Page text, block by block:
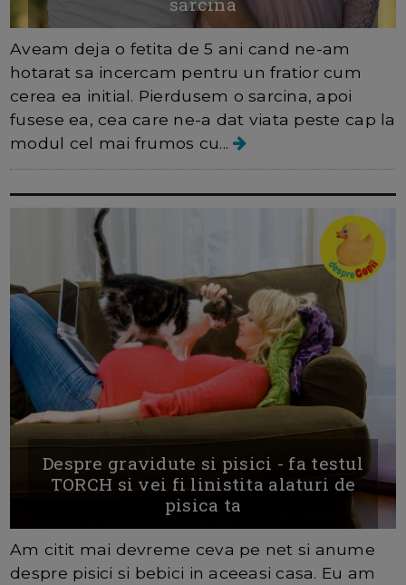
Aveam deja o fetita de 5 ani cand ne-am
hotarat sa incercam pentru un fratior cum
cerea ea initial. Pierdusem o sarcina, apoi
fusese ea, cea care ne-a dat viata peste cap la
modul cel mai frumos cu...
Despre gravidute si pisici - fa testul
TORCH si vei fi linistita alaturi de
pisica ta
Am citit mai devreme ceva pe net si anume
despre pisici si bebici in aceeasi casa. Eu am